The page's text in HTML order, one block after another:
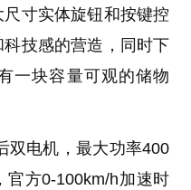
寸实体旋钮和按键控
技感的营造，同时下
一块容量可观的储物
双电机，最大功率400
官方0-100km/h加速时